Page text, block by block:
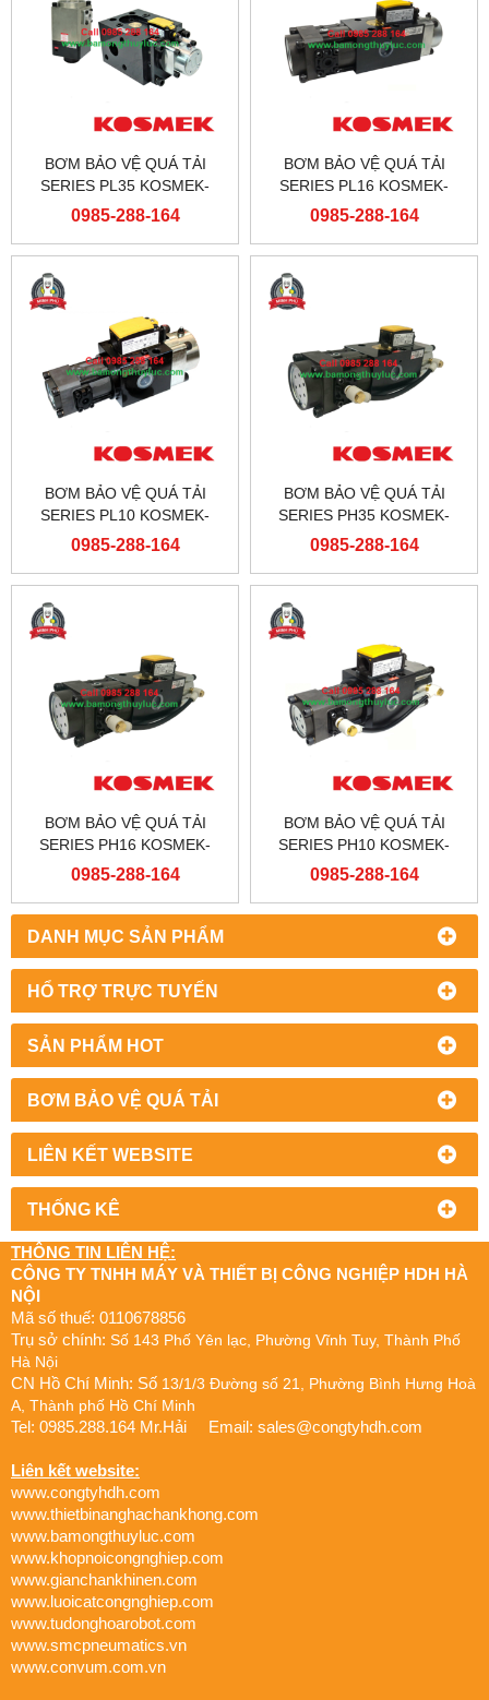
DANH MỤC SẢN PHẨM
HỔ TRỢ TRỰC TUYẾN
SẢN PHẨM HOT
BƠM BẢO VỆ QUÁ TẢI
LIÊN KẾT WEBSITE
THỐNG KÊ
BƠM BẢO VỆ QUÁ TẢI
SERIES PL35 KOSMEK-
JAPAN
0985-288-164
BƠM BẢO VỆ QUÁ TẢI
SERIES PL16 KOSMEK-
JAPAN
0985-288-164
BƠM BẢO VỆ QUÁ TẢI
SERIES PL10 KOSMEK-
JAPAN
0985-288-164
BƠM BẢO VỆ QUÁ TẢI
SERIES PH35 KOSMEK-
JAPAN
0985-288-164
BƠM BẢO VỆ QUÁ TẢI
SERIES PH16 KOSMEK-
JAPAN
0985-288-164
BƠM BẢO VỆ QUÁ TẢI
SERIES PH10 KOSMEK-
JAPAN
0985-288-164
THÔNG TIN LIÊN HỆ:
CÔNG TY TNHH MÁY VÀ THIẾT BỊ CÔNG NGHIỆP HDH HÀ
NỘI
Mã số thuế: 0110678856
Trụ sở chính: Số 143 Phố Yên lạc, Phường Vĩnh Tuy, Thành Phố
Hà Nội
CN Hồ Chí Minh: Số 13/1/3 Đường số 21, Phường Bình Hưng Hoà
A, Thành phố Hồ Chí Minh
Tel: 0985.288.164 Mr.Hải Email: sales@congtyhdh.com
Liên kết website:
www.congtyhdh.com
www.thietbinanghachankhong.com
www.bamongthuyluc.com
www.khopnoicongnghiep.com
www.gianchankhinen.com
www.luoicatcongnghiep.com
www.tudonghoarobot.com
www.smcpneumatics.vn
www.convum.com.vn